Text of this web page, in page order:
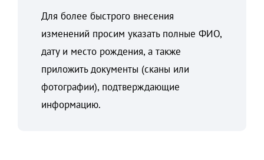
Для более быстрого внесения
изменений просим указать полные ФИО,
дату и место рождения, а также
приложить документы (сканы или
фотографии), подтверждающие
информацию.